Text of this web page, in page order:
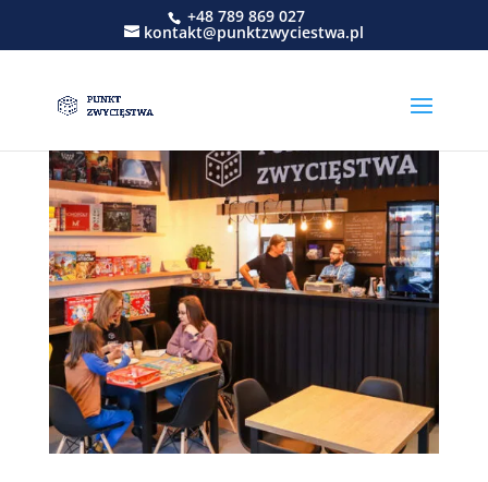
+48 789 869 027
kontakt@punktzwyciestwa.pl